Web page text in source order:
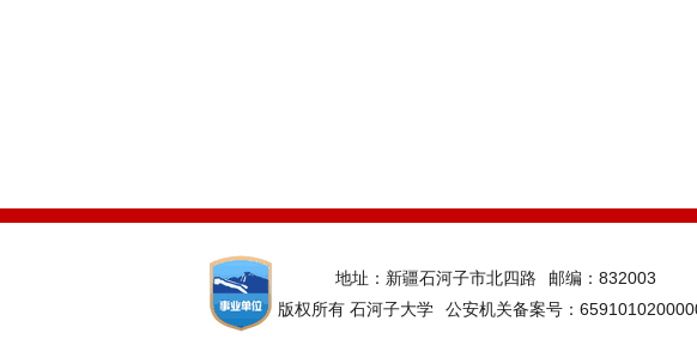
地址：新疆石河子市北四路
邮编：832003
版权所有 石河子大学
公安机关备案号：